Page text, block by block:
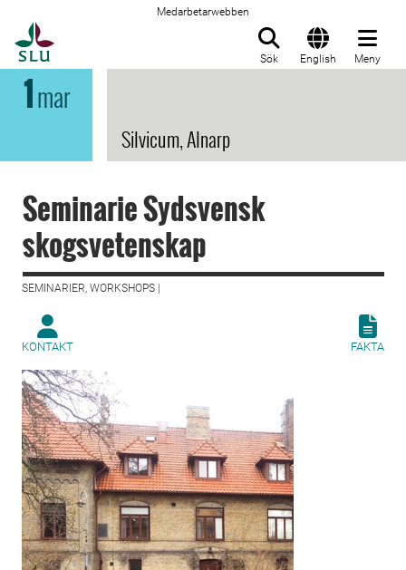
Medarbetarwebben
Sök English Meny
1mar
Silvicum, Alnarp
Seminarie Sydsvensk
skogsvetenskap
SEMINARIER, WORKSHOPS |
KONTAKT FAKTA